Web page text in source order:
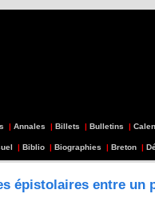
| Annales | Billets | Bulletins |
| Biblio | Biographies | Breton |
épistolaires entre